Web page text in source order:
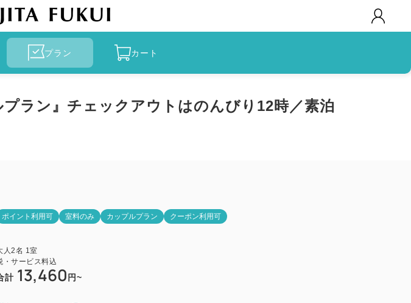
プラン カート
ラン』チェックアウトはのんびり12時／素泊
ポイント利用可 室料のみ カップルプラン クーポン利用可
人2名 1室
・サービス料込
計 13,460 円~